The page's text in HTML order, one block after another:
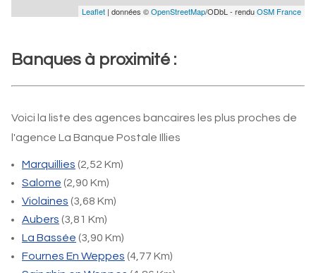
Leaflet | données ©OpenStreetMap/ODbL - renduOSM France
Banques à proximité :
Voici la liste des agences bancaires les plus proches de
l'agence La Banque Postale Illies
Marquillies (2,52 Km)
Salome (2,90 Km)
Violaines (3,68 Km)
Aubers (3,81 Km)
La Bassée (3,90 Km)
Fournes En Weppes (4,77 Km)